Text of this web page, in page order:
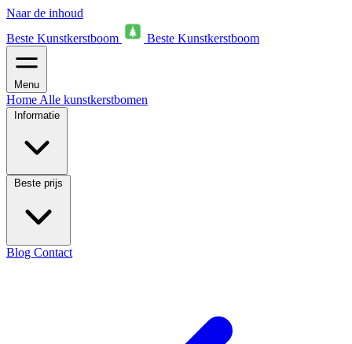
Naar de inhoud
Beste Kunstkerstboom
Beste Kunstkerstboom
Menu
Home Alle kunstkerstbomen
Informatie
Beste prijs
Blog Contact